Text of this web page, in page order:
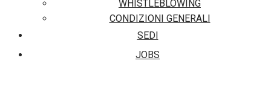
WHISTLEBLOWING
CONDIZIONI GENERALI
SEDI
JOBS